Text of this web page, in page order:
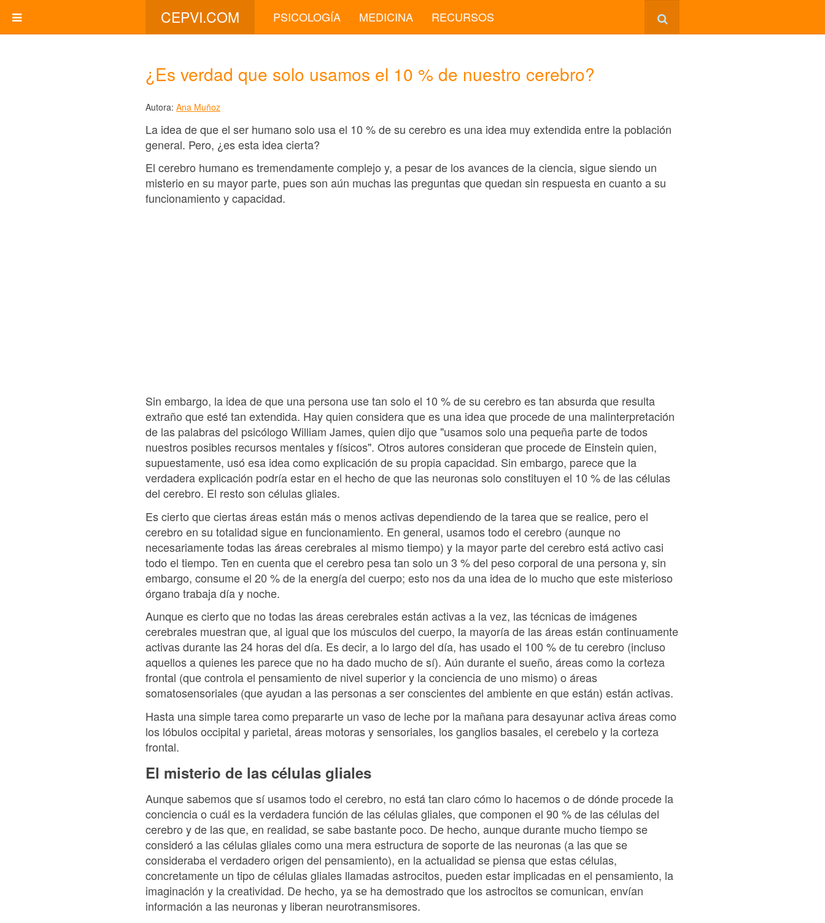
CEPVI.COM PSICOLOGÍA MEDICINA RECURSOS
¿Es verdad que solo usamos el 10 % de nuestro cerebro?
Autora: Ana Muñoz
La idea de que el ser humano solo usa el 10 % de su cerebro es una idea muy extendida entre la población
general. Pero, ¿es esta idea cierta?
El cerebro humano es tremendamente complejo y, a pesar de los avances de la ciencia, sigue siendo un
misterio en su mayor parte, pues son aún muchas las preguntas que quedan sin respuesta en cuanto a su
funcionamiento y capacidad.
Sin embargo, la idea de que una persona use tan solo el 10 % de su cerebro es tan absurda que resulta
extraño que esté tan extendida. Hay quien considera que es una idea que procede de una malinterpretación
de las palabras del psicólogo William James, quien dijo que "usamos solo una pequeña parte de todos
nuestros posibles recursos mentales y físicos". Otros autores consideran que procede de Einstein quien,
supuestamente, usó esa idea como explicación de su propia capacidad. Sin embargo, parece que la
verdadera explicación podría estar en el hecho de que las neuronas solo constituyen el 10 % de las células
del cerebro. El resto son células gliales.
Es cierto que ciertas áreas están más o menos activas dependiendo de la tarea que se realice, pero el
cerebro en su totalidad sigue en funcionamiento. En general, usamos todo el cerebro (aunque no
necesariamente todas las áreas cerebrales al mismo tiempo) y la mayor parte del cerebro está activo casi
todo el tiempo. Ten en cuenta que el cerebro pesa tan solo un 3 % del peso corporal de una persona y, sin
embargo, consume el 20 % de la energía del cuerpo; esto nos da una idea de lo mucho que este misterioso
órgano trabaja día y noche.
Aunque es cierto que no todas las áreas cerebrales están activas a la vez, las técnicas de imágenes
cerebrales muestran que, al igual que los músculos del cuerpo, la mayoría de las áreas están continuamente
activas durante las 24 horas del día. Es decir, a lo largo del día, has usado el 100 % de tu cerebro (incluso
aquellos a quienes les parece que no ha dado mucho de sí). Aún durante el sueño, áreas como la corteza
frontal (que controla el pensamiento de nivel superior y la conciencia de uno mismo) o áreas
somatosensoriales (que ayudan a las personas a ser conscientes del ambiente en que están) están activas.
Hasta una simple tarea como prepararte un vaso de leche por la mañana para desayunar activa áreas como
los lóbulos occipital y parietal, áreas motoras y sensoriales, los ganglios basales, el cerebelo y la corteza
frontal.
El misterio de las células gliales
Aunque sabemos que sí usamos todo el cerebro, no está tan claro cómo lo hacemos o de dónde procede la
conciencia o cuál es la verdadera función de las células gliales, que componen el 90 % de las células del
cerebro y de las que, en realidad, se sabe bastante poco. De hecho, aunque durante mucho tiempo se
consideró a las células gliales como una mera estructura de soporte de las neuronas (a las que se
consideraba el verdadero origen del pensamiento), en la actualidad se piensa que estas células,
concretamente un tipo de células gliales llamadas astrocitos, pueden estar implicadas en el pensamiento, la
imaginación y la creatividad. De hecho, ya se ha demostrado que los astrocitos se comunican, envían
información a las neuronas y liberan neurotransmisores.